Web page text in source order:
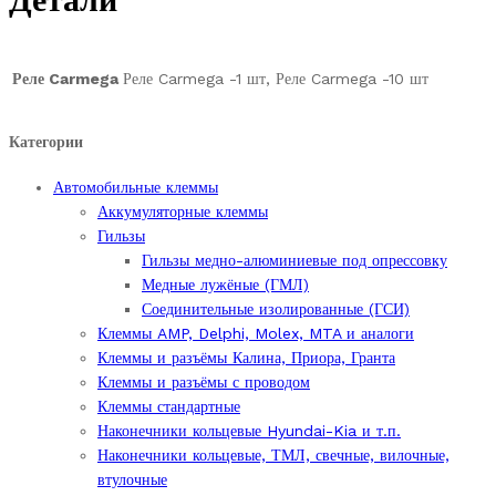
Ампер,
В.
индикацией
Реле Carmega Реле Carmega -1 шт, Реле Carmega -10 шт
Категории
Автомобильные клеммы
Аккумуляторные клеммы
Гильзы
Гильзы медно-алюминиевые под опрессовку
Медные лужёные (ГМЛ)
Соединительные изолированные (ГСИ)
Клеммы AMP, Delphi, Molex, MTA и аналоги
Клеммы и разъёмы Калина, Приора, Гранта
Клеммы и разъёмы с проводом
Клеммы стандартные
Наконечники кольцевые Hyundai-Kia и т.п.
Наконечники кольцевые, ТМЛ, свечные, вилочные,
втулочные